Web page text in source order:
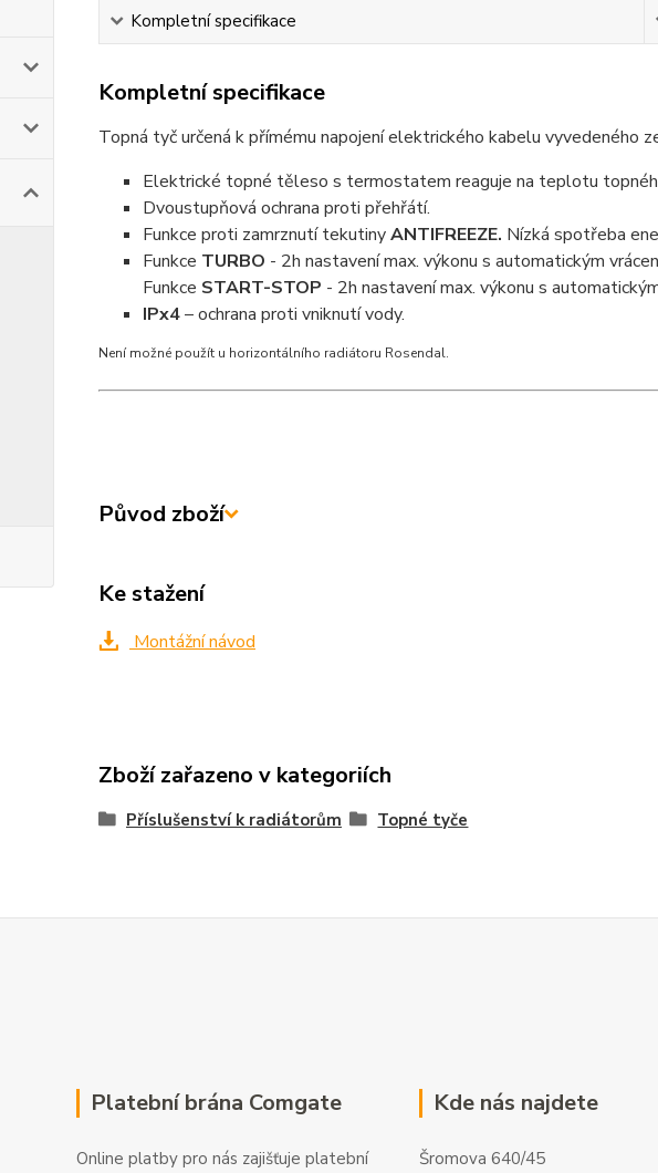
Kompletní specifikace
Kompletní specifikace
Topná tyč určená k přímému napojení elektrického kabelu vyvedeného
Elektrické topné těleso s termostatem reaguje na teplotu
Dvoustupňová ochrana proti přehřátí.
Funkce proti zamrznutí tekutinyANTIFREEZE. Nízká spotřeba
Funkce TURBO - 2h nastavení max. výkonu s automatickým
Funkce START-STOP - 2h nastavení max. výkonu s
IPx4– ochrana proti vniknutí vody.
Není možné použít u horizontálního radiátoru Rosendal.
Původ zboží
Ke stažení
Montážní návod
Zboží zařazeno v kategoriích
Příslušenství k radiátorům Topné tyče
Platební brána Comgate
Online platby pro nás zajišťuje platební
Kde nás najdete
Šromova 640/45